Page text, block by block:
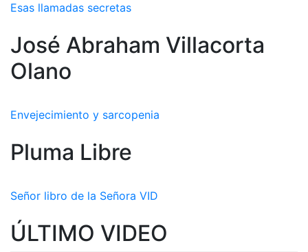
Esas llamadas secretas
José Abraham Villacorta
Olano
Envejecimiento y sarcopenia
Pluma Libre
Señor libro de la Señora VID
ÚLTIMO VIDEO